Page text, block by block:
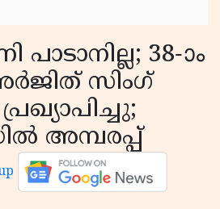
പാടാനില്ല; 38-ാം
സിംഗ്
അമ്പരപ്പ്